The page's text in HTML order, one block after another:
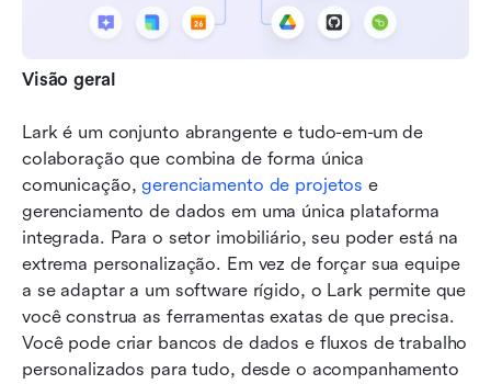
Visão geral
Lark é um conjunto abrangente e tudo-em-um de
colaboração que combina de forma única
comunicação, gerenciamento de projetos e
gerenciamento de dados em uma única plataforma
integrada. Para o setor imobiliário, seu poder está na
extrema personalização. Em vez de forçar sua equipe
a se adaptar a um software rígido, o Lark permite que
você construa as ferramentas exatas de que precisa.
Você pode criar bancos de dados e fluxos de trabalho
personalizados para tudo, desde o acompanhamento